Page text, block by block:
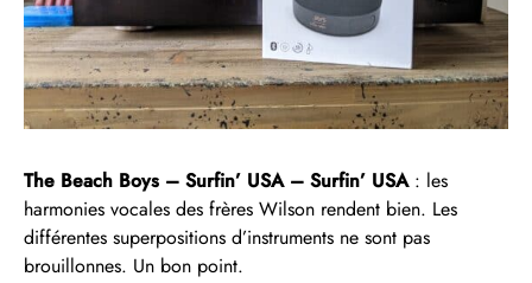
The Beach Boys – Surfin’ USA – Surfin’ USA: les
harmonies vocales des frères Wilson rendent bien. Les
différentes superpositions d’instruments ne sont pas
brouillonnes. Un bon point.